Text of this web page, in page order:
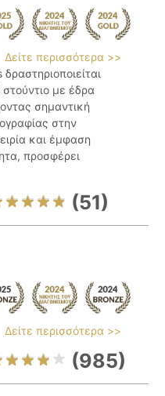
Δείτε περισσότερα >>
με έδρα
σημαντική
στην
και έμφαση
προσφέρει
(51)
Δείτε περισσότερα >>
(985)